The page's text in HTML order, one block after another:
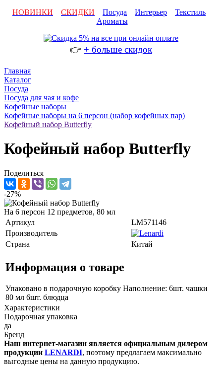
НОВИНКИ
СКИДКИ Посуда Интерьер
Текстиль
Ароматы
👉 + больше скидок
Главная
Каталог
Посуда
Посуда для чая и кофе
Кофейные наборы
Кофейные наборы на 6 персон (набор кофейных пар)
Кофейный набор Butterfly
Кофейный набор Butterfly
Поделиться
-27%
На 6 персон 12 предметов, 80 мл
Артикул
LM571146
Производитель
Страна
Китай
Информация о товаре
Упаковано в подарочную коробку Наполнение: 6шт. чашки
80 мл 6шт. блюдца
Характеристики
Подарочная упаковка
да
Бренд
Наш интернет-магазин является официальным дилером
продукции LENARDI, поэтому предлагаем максимально
выгодные цены на данную продукцию.